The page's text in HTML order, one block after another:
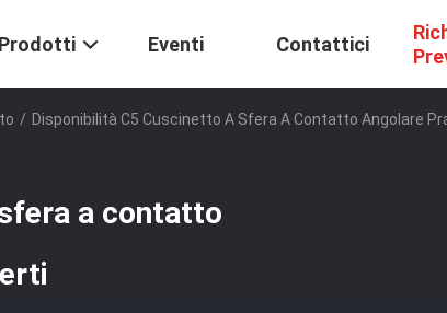
Eventi Contattici
/ Disponibilità C5 Cuscinetto A Sfera A Contatto Angolare
a contatto